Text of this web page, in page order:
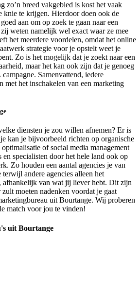
zo’n breed vakgebied is kost het vaak
knie te krijgen. Hierdoor doen ook de
aan om op zoek te gaan naar een
weten namelijk wel exact waar ze mee
het meerdere voordelen, omdat het online
strategie voor je opstelt weet je
Zo is het mogelijk dat je zoekt naar een
maar het kan ook zijn dat je genoeg
Samenvattend, iedere
met het inschakelen van een marketing
diensten je zou willen afnemen? Er is
kan je bijvoorbeeld richten op organische
of social media management
en specialisten door het hele land ook op
Zo houden een aantal agencies je van
terwijl andere agencies alleen het
afhankelijk van wat jij liever hebt. Dit zijn
moeten nadenken voordat je gaat
uit Bourtange. Wij proberen
match voor jou te vinden!
uit Bourtange